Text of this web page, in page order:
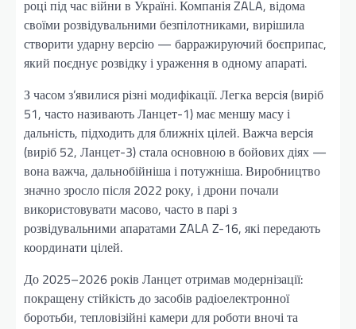
році під час війни в Україні. Компанія ZALA, відома
своїми розвідувальними безпілотниками, вирішила
створити ударну версію — барражируючий боєприпас,
який поєднує розвідку і ураження в одному апараті.
З часом з’явилися різні модифікації. Легка версія (виріб
51, часто називають Ланцет-1) має меншу масу і
дальність, підходить для ближніх цілей. Важча версія
(виріб 52, Ланцет-3) стала основною в бойових діях —
вона важча, дальнобійніша і потужніша. Виробництво
значно зросло після 2022 року, і дрони почали
використовувати масово, часто в парі з
розвідувальними апаратами ZALA Z-16, які передають
координати цілей.
До 2025–2026 років Ланцет отримав модернізації:
покращену стійкість до засобів радіоелектронної
боротьби, тепловізійні камери для роботи вночі та